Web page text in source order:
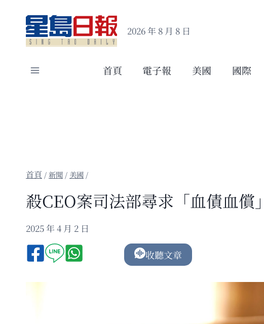
content
2026 年 8 月 8 日
首頁 電子報 美國 國際
/新聞 / 美國 /
殺CEO案司法部尋求「血債血償」
2025 年 4 月 2 日
收聽文章